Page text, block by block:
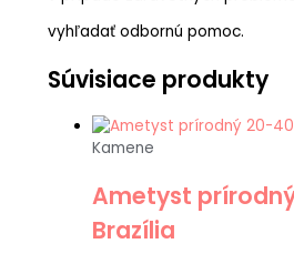
vyhľadať odbornú pomoc.
Súvisiace produkty
Kamene
Ametyst
Brazília